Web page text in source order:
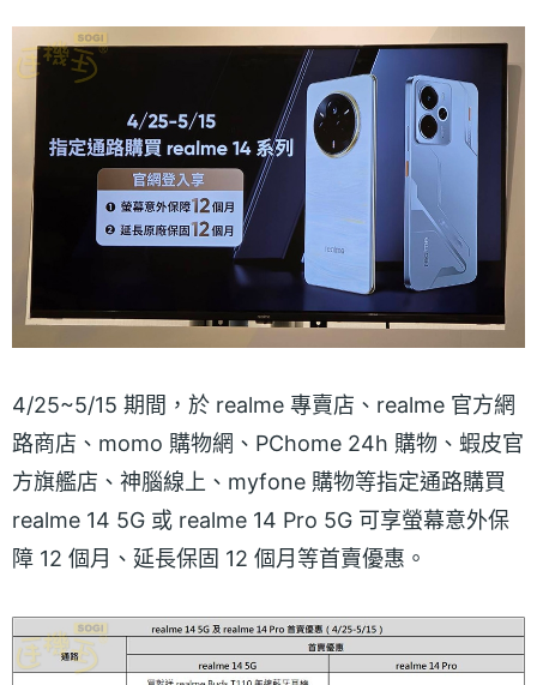
4/25~5/15 期間，於 realme 專賣店、realme 官方網
路商店、momo 購物網、PChome 24h 購物、蝦皮官
方旗艦店、神腦線上、myfone 購物等指定通路購買
realme 14 5G 或 realme 14 Pro 5G 可享螢幕意外保
障 12 個月、延長保固 12 個月等首賣優惠。